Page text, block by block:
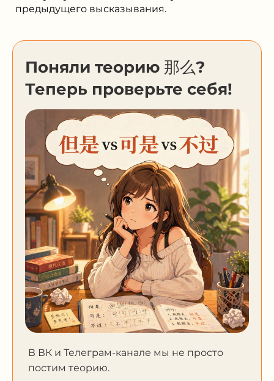
предыдущего высказывания.
Поняли теорию 那么?
Теперь проверьте себя!
В ВК и Телеграм-канале мы не просто
постим теорию.